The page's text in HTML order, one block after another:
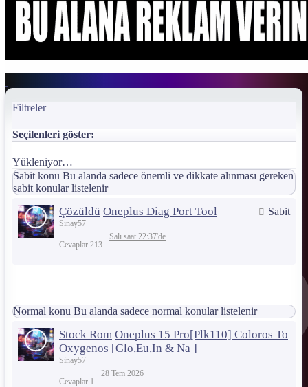
Filtreler
Seçilenleri göster:
Yükleniyor…
Sabit konu Bu alanda sadece önemli ve dikkate alınması gereken
sabit konular listelenir
Sabit
Çözüldü Oneplus Diag Port Tool
Sinay57
Cevaplar 213
Salı saat 22:37'de
Normal konu Bu alanda sadece normal konular listelenir
Stock Rom Oneplus 15 Pro[Plk110] Coloros To
Oxygenos [Glo,Eu,In & Na ]
Sinay57
Cevaplar 1
28 Tem 2026